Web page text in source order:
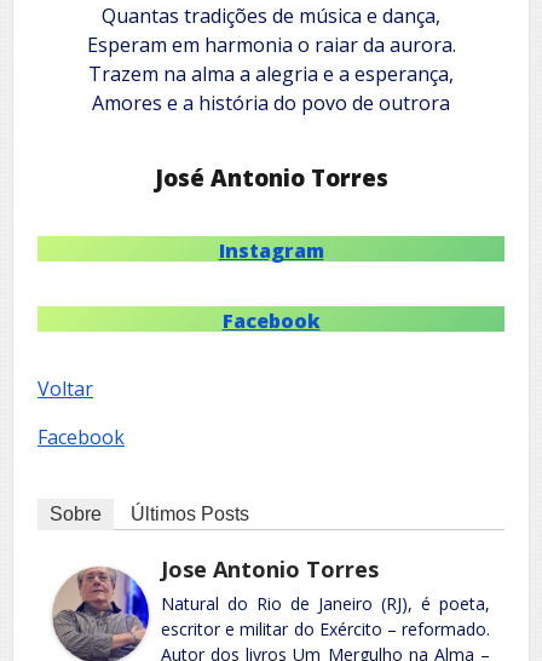
Quantas tradições de música e dança,
Esperam em harmonia o raiar da aurora.
Trazem na alma a alegria e a esperança,
Amores e a história do povo de outrora
José Antonio Torres
Instagram
Facebook
Voltar
Facebook
Sobre Últimos Posts
Jose Antonio Torres
Natural do Rio de Janeiro (RJ), é poeta,
escritor e militar do Exército – reformado.
Autor dos livros Um Mergulho na Alma –